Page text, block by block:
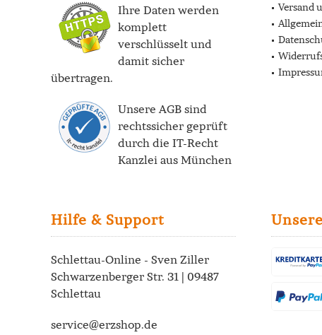
Ihre Daten werden
komplett
verschlüsselt und
damit sicher
übertragen.
Unsere AGB sind
rechtssicher geprüft
durch die IT-Recht
Kanzlei aus München
Versand
Hilfe & Support
Schlettau-Online - Sven Ziller
Schwarzenberger Str. 31 | 09487
Schlettau
service@erzshop.de